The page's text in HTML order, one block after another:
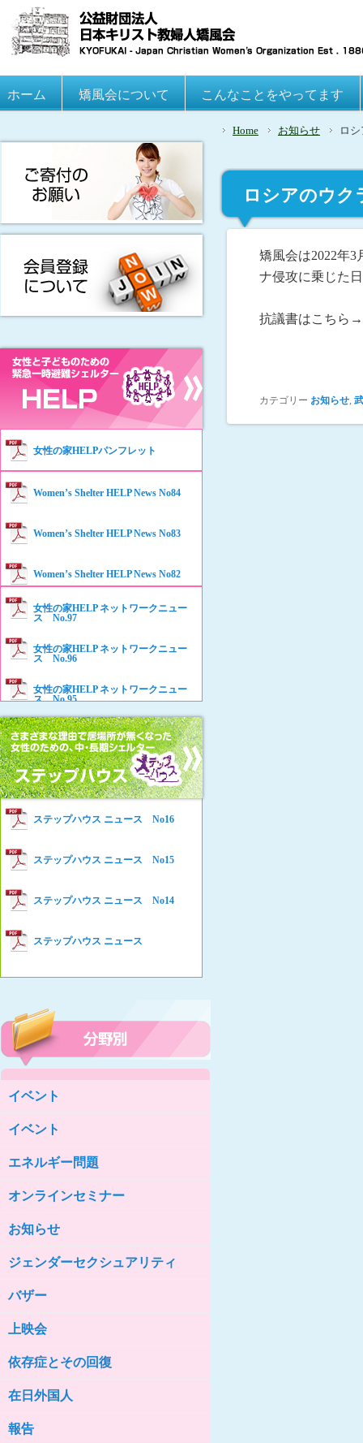
Skip to primary content
Skip to secondary content
ホーム 矯風会について こんなことをやってます
Home お知らせ ロ
ロシアのウク
対する抗議
矯風会は2022年
ナ侵攻に乗じた
抗議書はこちら
カテゴリー お知らせ,
女性の家HELPパンフレット
Women’s Shelter HELP News No84
Women’s Shelter HELP News No83
Women’s Shelter HELP News No82
Women’s Shelter HELP News No81
Women’s Shelter HELP News No80
Women’s Shelter HELP News No79
Women’s Shelter HELP News No78
Women’s Shelter HELP News No76
Women’s Shelter HELP News No75
Women’s Shelter HELP News
女性の家HELP ネットワークニュー
ス No.97
女性の家HELP ネットワークニュー
ス No.96
女性の家HELP ネットワークニュー
ス No.95
女性の家HELP ネットワークニュー
ス No.94
女性の家HELP ネットワークニュー
ス No.93
女性の家HELP ネットワークニュー
ス No.92
女性の家HELP ネットワークニュー
ス No.91
女性の家HELP ネットワークニュー
ス No.90
女性の家HELP ネットワークニュー
ス No.89
女性の家HELP ネットワークニュー
ス No.87
女性の家HELP ネットワークニュー
女性の家HELP ネットワークニュー
ス No.85
女性の家HELP ネットワークニュー
ス No.82
女性の家HELP ネットワークニュー
ス No.81
女性の家HELP ネットワークニュー
女性の家HELP ネットワークニュー
ス No.78
ス No.77
ステップハウス ニュース No16
ステップハウス ニュース No15
ステップハウス ニュース No14
ステップハウス ニュース
イベント
イベント
エネルギー問題
オンラインセミナー
お知らせ
ジェンダーセクシュアリティ
バザー
上映会
依存症とその回復
在日外国人
報告